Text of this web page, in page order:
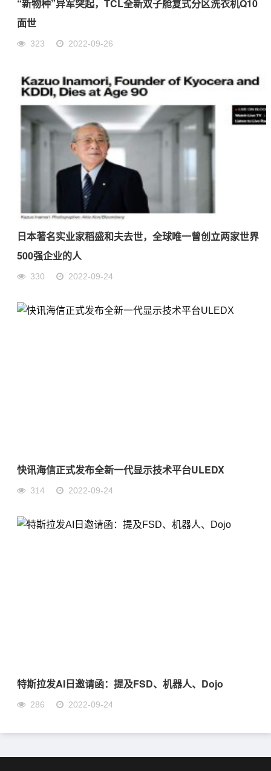
“新物种”异军突起，TCL全新双子舱复式分区洗衣机Q10
面世
323 2022-09-26
日本著名实业家稻盛和夫去世，全球唯一曾创立两家世界
500强企业的人
330 2022-09-24
快讯海信正式发布全新一代显示技术平台ULEDX
314 2022-09-24
特斯拉发AI日邀请函：提及FSD、机器人、Dojo
286 2022-09-24